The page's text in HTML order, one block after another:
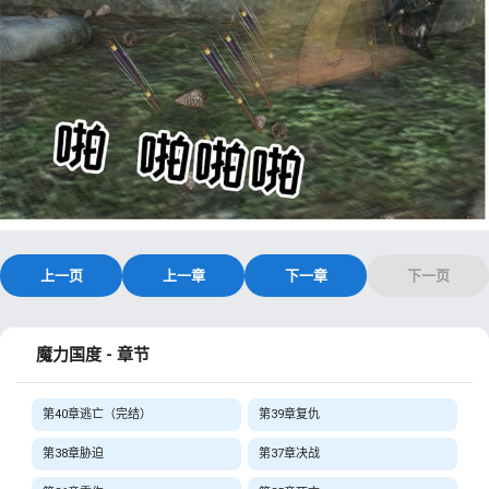
上一页 上一章 下一章 下一页
魔力国度 - 章节
第40章逃亡（完结） 第39章复仇
第38章胁迫 第37章决战